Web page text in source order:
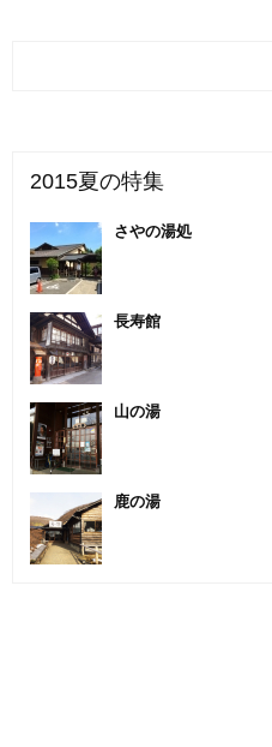
2015夏の特集
さやの湯処
長寿館
山の湯
鹿の湯